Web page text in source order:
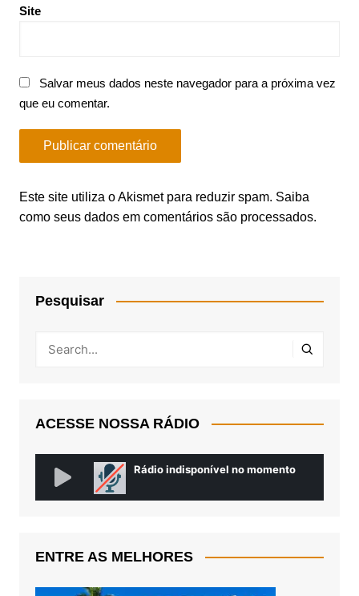
Site
Salvar meus dados neste navegador para a próxima vez
que eu comentar.
Este site utiliza o Akismet para reduzir spam. Saiba
como seus dados em comentários são processados.
Pesquisar
ACESSE NOSSA RÁDIO
ENTRE AS MELHORES